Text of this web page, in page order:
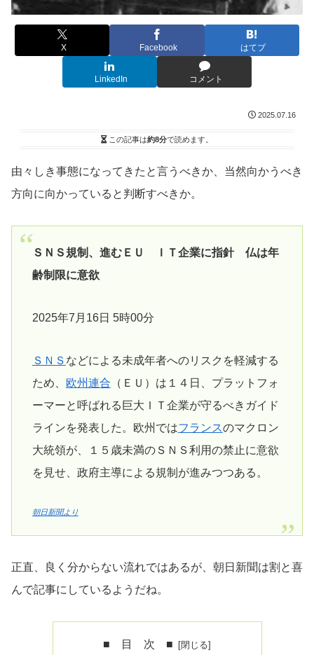
X Facebook はてブ
LinkedIn コメント
2025.07.16
この記事は約8分で読めます。
由々しき事態になってきたと言うべきか、当然向かうべき
方向に向かっていると判断すべきか。
ＳＮＳ規制、進むＥＵ ＩＴ企業に指針 仏は年
齢制限に意欲
2025年7月16日 5時00分
ＳＮＳ などによる未成年者へのリスクを軽減する
ため、 欧州連合 （ＥＵ）は１４日、プラットフォ
ーマーと呼ばれる巨大ＩＴ企業が守るべきガイド
ラインを発表した。欧州ではフランスのマクロン
大統領が、１５歳未満のＳＮＳ利用の禁止に意欲
を見せ、政府主導による規制が進みつつある。
朝日新聞より
正直、良く分からない流れではあるが、朝日新聞は割と喜
んで記事にしているようだね。
■ 目 次 ■